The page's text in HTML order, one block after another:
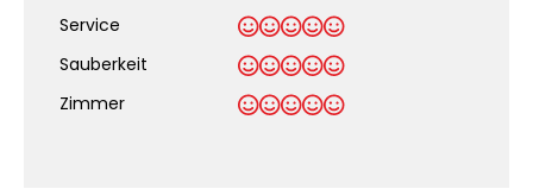
Service
Sauberkeit
Zimmer